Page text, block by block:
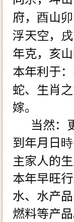
府，酉山
浮天空，
年克，亥
本年利于
蛇、生肖
嫁。
当然：
到年月日
主家人的
本年早旺
水、水产
燃料等产品